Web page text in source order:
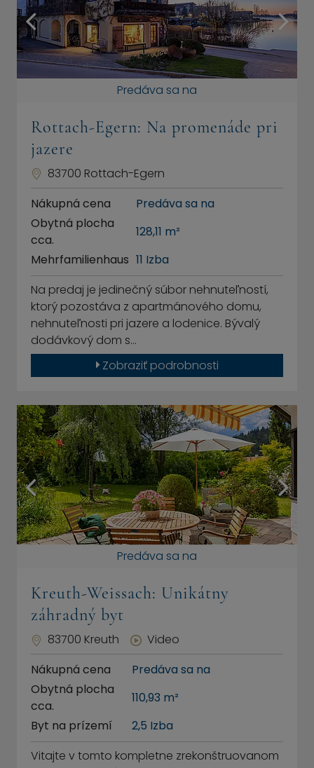
Predáva sa na
Rottach-Egern: Na promenáde pri
jazere
83700 Rottach-Egern
Nákupná cena
Predáva sa na
Obytná plocha
cca.
128,11 m²
Mehrfamilienhaus 11 Izba
Na predaj je jedinečný súbor nehnuteľností,
ktorý pozostáva z apartmánového domu,
nehnuteľnosti pri jazere a lodenice. Bývalý
dodávkový dom s…
Zobraziť podrobnosti
Predáva sa na
Kreuth-Weissach: Unikátny
záhradný byt
83700 Kreuth
Video
Nákupná cena
Predáva sa na
Obytná plocha
cca.
110,93 m²
Byt na prízemí
2,5 Izba
Vitajte v tomto kompletne zrekonštruovanom